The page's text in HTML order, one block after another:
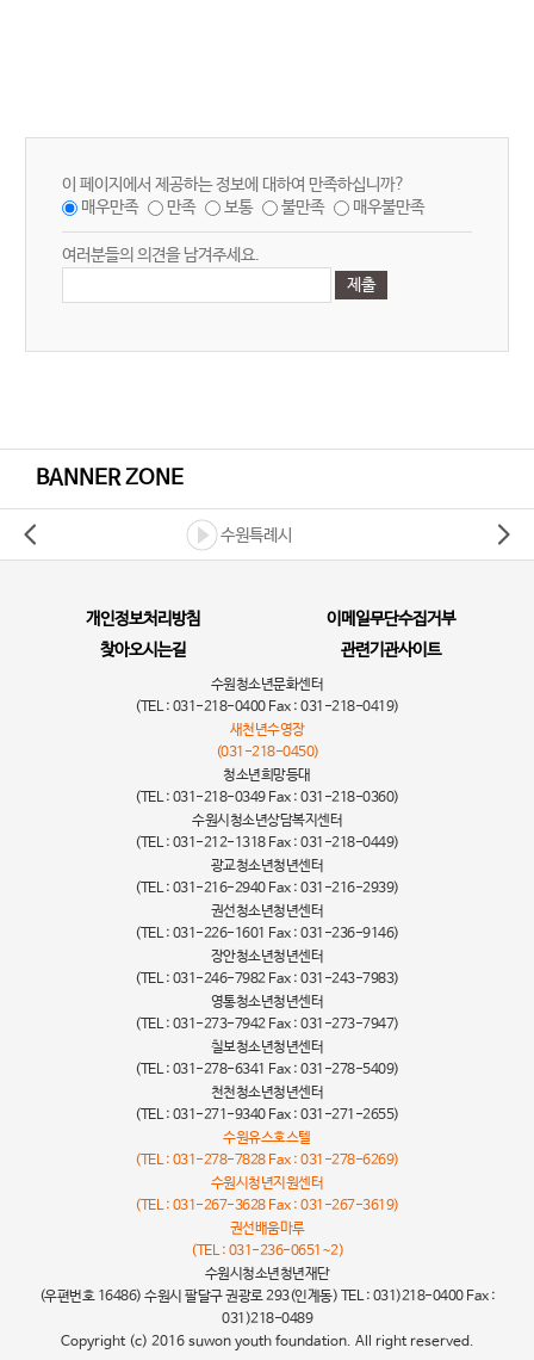
이 페이지에서 제공하는 정보에 대하여 만족하십니까?
매우만족
만족 보통 불만족 매우불만족
여러분들의 의견을 남겨주세요.
BANNER ZONE
수원특례시
개인정보처리방침
이메일무단수집거부
찾아오시는길
관련기관사이트
수원청소년문화센터
(TEL : 031-218-0400 Fax : 031-218-0419)
새천년수영장
(031-218-0450)
청소년희망등대
(TEL : 031-218-0349 Fax : 031-218-0360)
수원시청소년상담복지센터
(TEL : 031-212-1318 Fax : 031-218-0449)
광교청소년청년센터
(TEL : 031-216-2940 Fax : 031-216-2939)
권선청소년청년센터
(TEL : 031-226-1601 Fax : 031-236-9146)
장안청소년청년센터
(TEL : 031-246-7982 Fax : 031-243-7983)
영통청소년청년센터
(TEL : 031-273-7942 Fax : 031-273-7947)
칠보청소년청년센터
(TEL : 031-278-6341 Fax : 031-278-5409)
천천청소년청년센터
(TEL : 031-271-9340 Fax : 031-271-2655)
수원유스호스텔
(TEL : 031-278-7828 Fax : 031-278-6269)
수원시청년지원센터
(TEL : 031-267-3628 Fax : 031-267-3619)
권선배움마루
(TEL : 031-236-0651~2)
수원시청소년청년재단
(우편번호 16486) 수원시 팔달구 권광로 293(인계동) TEL : 031)218-0400 Fax :
031)218-0489
Copyright (c) 2016 suwon youth foundation. All right reserved.